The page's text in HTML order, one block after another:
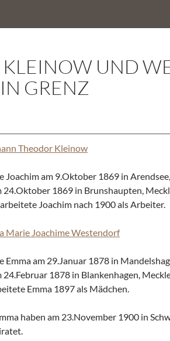
UND
GRENZ
Theodor Kleinow
Joachim am 9.Oktober 1869 in
24.Oktober 1869 in Brunshaupten,
Joachim nach 1900 als Arbeiter.
Marie Joachime Westendorf
Emma am 29.Januar 1878 in
24.Februar 1878 in Blankenhagen,
Emma 1897 als Mädchen.
haben am 23.November 1900 in